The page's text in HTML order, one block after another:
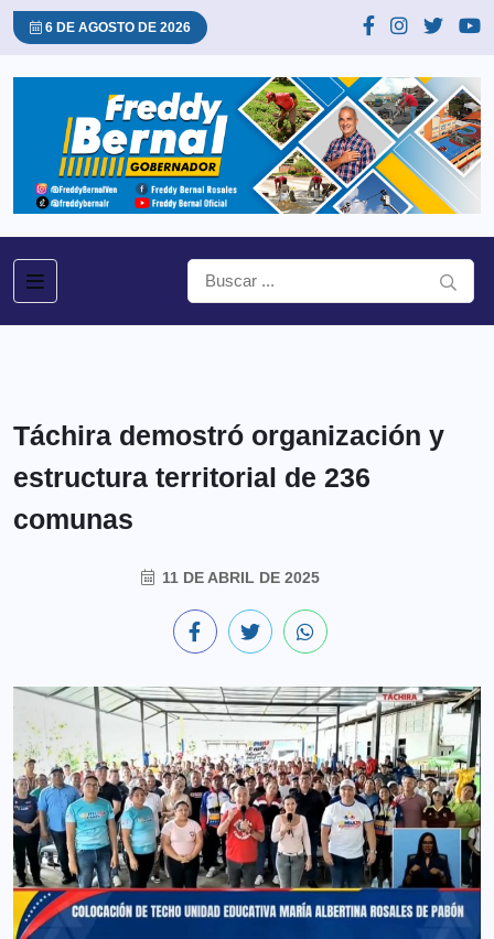
6 DE AGOSTO DE 2026
Táchira demostró organización y
estructura territorial de 236
comunas
11 DE ABRIL DE 2025